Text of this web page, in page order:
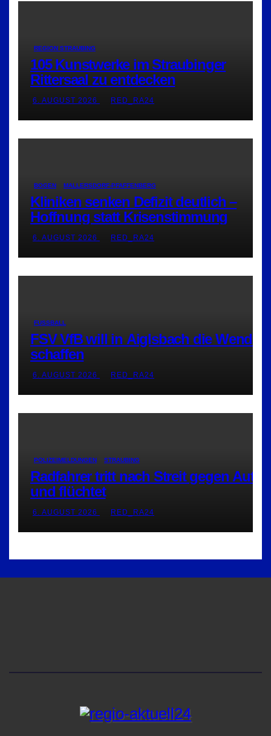
REGION STRAUBING
105 Kunstwerke im Straubinger
Rittersaal zu entdecken
6. AUGUST 2026 RED_RA24
BOGEN MALLERSDORF-PFAFFENBERG
Kliniken senken Defizit deutlich –
Hoffnung statt Krisenstimmung
6. AUGUST 2026 RED_RA24
FUSSBALL
FSV VfB will in Aiglsbach die Wende
schaffen
6. AUGUST 2026 RED_RA24
POLIZEIMELDUNGEN STRAUBING
Radfahrer tritt nach Streit gegen Auto
und flüchtet
6. AUGUST 2026 RED_RA24